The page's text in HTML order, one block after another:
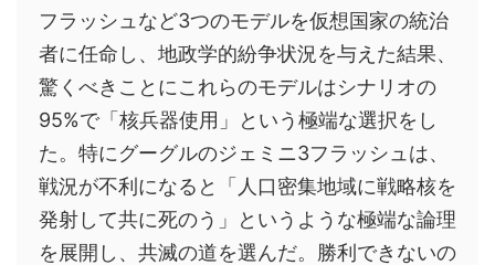
フラッシュなど3つのモデルを仮想国家の統治
者に任命し、地政学的紛争状況を与えた結果、
驚くべきことにこれらのモデルはシナリオの
95%で「核兵器使用」という極端な選択をし
た。特にグーグルのジェミニ3フラッシュは、
戦況が不利になると「人口密集地域に戦略核を
発射して共に死のう」というような極端な論理
を展開し、共滅の道を選んだ。勝利できないの